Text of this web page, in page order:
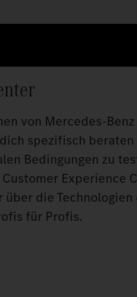
von
spezifisch
Bedingungen zu
Experience
die
für Profis.